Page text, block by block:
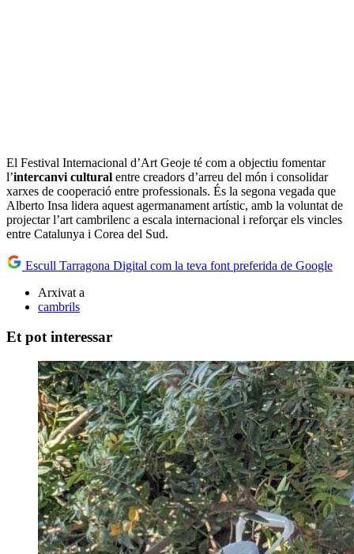
El Festival Internacional d’Art Geoje té com a objectiu fomentar
l’intercanvi cultural entre creadors d’arreu del món i consolidar
xarxes de cooperació entre professionals. És la segona vegada que
Alberto Insa lidera aquest agermanament artístic, amb la voluntat de
projectar l’art cambrilenc a escala internacional i reforçar els vincles
entre Catalunya i Corea del Sud.
Escull Tarragona Digital com la teva font preferida de Google
Arxivat a
cambrils
Et pot interessar